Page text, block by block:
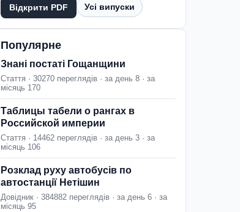
Відкрити PDF Усі випуски
Популярне
Знані постаті Гощанщини
Стаття · 30270 переглядів · за день 8 · за
місяць 170
Таблицы табели о рангах в
Российской империи
Стаття · 14462 переглядів · за день 3 · за
місяць 106
Розклад руху автобусів по
автостанції Нетішин
Довідник · 384882 переглядів · за день 6 · за
місяць 95